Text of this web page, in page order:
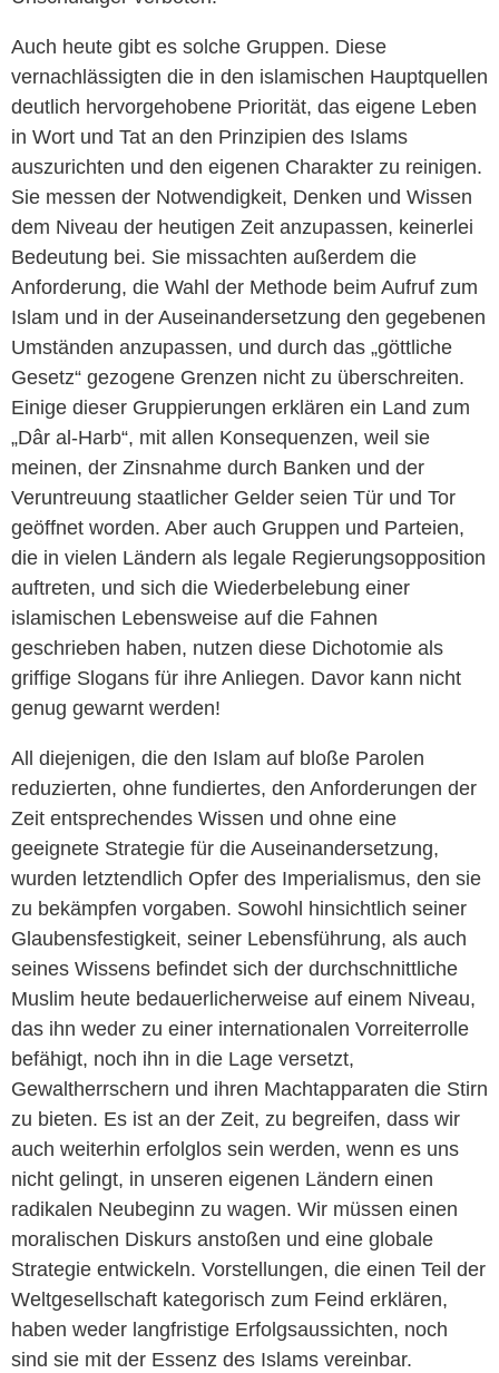
Auch heute gibt es solche Gruppen. Diese
vernachlässigten die in den islamischen Hauptquellen
deutlich hervorgehobene Priorität, das eigene Leben
in Wort und Tat an den Prinzipien des Islams
auszurichten und den eigenen Charakter zu reinigen.
Sie messen der Notwendigkeit, Denken und Wissen
dem Niveau der heutigen Zeit anzupassen, keinerlei
Bedeutung bei. Sie missachten außerdem die
Anforderung, die Wahl der Methode beim Aufruf zum
Islam und in der Auseinandersetzung den gegebenen
Umständen anzupassen, und durch das „göttliche
Gesetz“ gezogene Grenzen nicht zu überschreiten.
Einige dieser Gruppierungen erklären ein Land zum
„Dâr al-Harb“, mit allen Konsequenzen, weil sie
meinen, der Zinsnahme durch Banken und der
Veruntreuung staatlicher Gelder seien Tür und Tor
geöffnet worden. Aber auch Gruppen und Parteien,
die in vielen Ländern als legale Regierungsopposition
auftreten, und sich die Wiederbelebung einer
islamischen Lebensweise auf die Fahnen
geschrieben haben, nutzen diese Dichotomie als
griffige Slogans für ihre Anliegen. Davor kann nicht
genug gewarnt werden!
All diejenigen, die den Islam auf bloße Parolen
reduzierten, ohne fundiertes, den Anforderungen der
Zeit entsprechendes Wissen und ohne eine
geeignete Strategie für die Auseinandersetzung,
wurden letztendlich Opfer des Imperialismus, den sie
zu bekämpfen vorgaben. Sowohl hinsichtlich seiner
Glaubensfestigkeit, seiner Lebensführung, als auch
seines Wissens befindet sich der durchschnittliche
Muslim heute bedauerlicherweise auf einem Niveau,
das ihn weder zu einer internationalen Vorreiterrolle
befähigt, noch ihn in die Lage versetzt,
Gewaltherrschern und ihren Machtapparaten die Stirn
zu bieten. Es ist an der Zeit, zu begreifen, dass wir
auch weiterhin erfolglos sein werden, wenn es uns
nicht gelingt, in unseren eigenen Ländern einen
radikalen Neubeginn zu wagen. Wir müssen einen
moralischen Diskurs anstoßen und eine globale
Strategie entwickeln. Vorstellungen, die einen Teil der
Weltgesellschaft kategorisch zum Feind erklären,
haben weder langfristige Erfolgsaussichten, noch
sind sie mit der Essenz des Islams vereinbar.